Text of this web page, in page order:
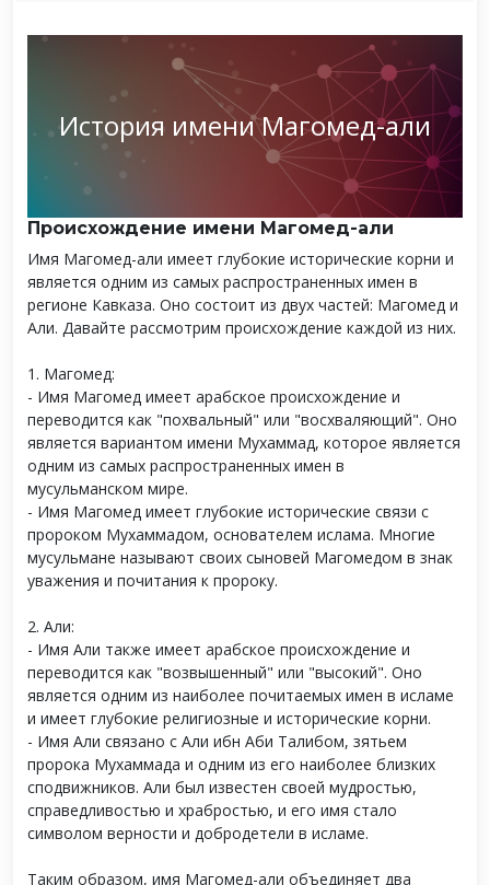
История имени Магомед-али
Происхождение имени Магомед-али
Имя Магомед-али имеет глубокие исторические корни и
является одним из самых распространенных имен в
регионе Кавказа. Оно состоит из двух частей: Магомед и
Али. Давайте рассмотрим происхождение каждой из них.
1. Магомед:
- Имя Магомед имеет арабское происхождение и
переводится как "похвальный" или "восхваляющий". Оно
является вариантом имени Мухаммад, которое является
одним из самых распространенных имен в
мусульманском мире.
- Имя Магомед имеет глубокие исторические связи с
пророком Мухаммадом, основателем ислама. Многие
мусульмане называют своих сыновей Магомедом в знак
уважения и почитания к пророку.
2. Али:
- Имя Али также имеет арабское происхождение и
переводится как "возвышенный" или "высокий". Оно
является одним из наиболее почитаемых имен в исламе
и имеет глубокие религиозные и исторические корни.
- Имя Али связано с Али ибн Аби Талибом, зятьем
пророка Мухаммада и одним из его наиболее близких
сподвижников. Али был известен своей мудростью,
справедливостью и храбростью, и его имя стало
символом верности и добродетели в исламе.
Таким образом, имя Магомед-али объединяет два